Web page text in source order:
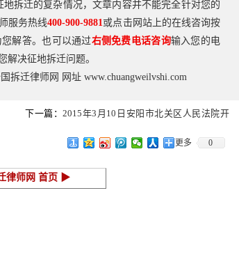
拆迁的复杂情况，文章内容并不能完全针对您的
服务热线400-900-9881或点击网站上的在线咨询按
解答。也可以通过右侧免费电话咨询输入您的电
解决征地拆迁问题。
拆迁律师网 网址 www.chuangweilvshi.com
下一篇：2015年3月10日安阳市北关区人民法院开
更多 0
律师网 首页 ▶